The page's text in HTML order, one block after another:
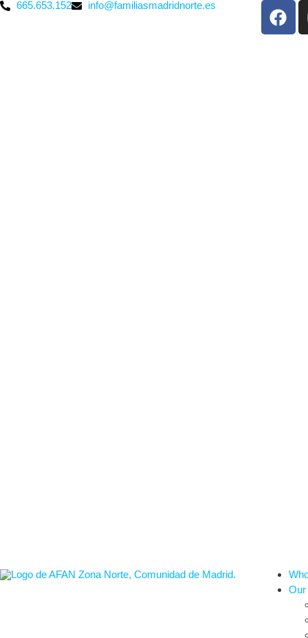
665.653.152 info@familiasmadridnorte.es
Our